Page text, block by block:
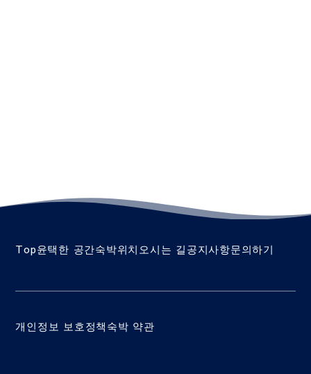
Top윤택한 공간숙박위치 오시는 길공지사항문의하기
개인정보 보호정책숙박 약관